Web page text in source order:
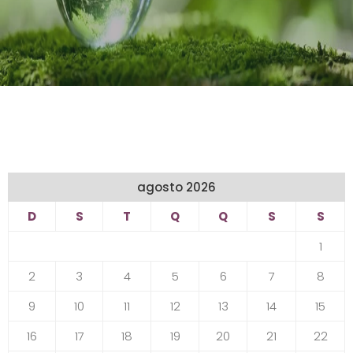
agosto 2026
D
S T Q Q S
S
1
2
3 4 5 6 7
8
9
10 11 12 13 14
15
16
17 18 19 20 21 22